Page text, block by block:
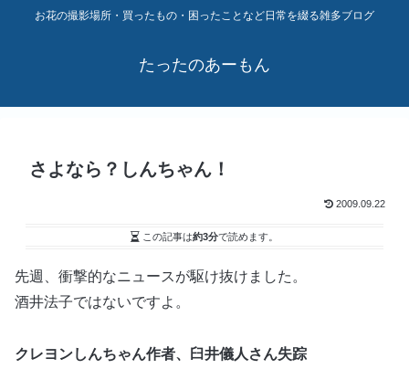
お花の撮影場所・買ったもの・困ったことなど日常を綴る雑多ブログ
たったのあーもん
さよなら？しんちゃん！
2009.09.22
この記事は約3分で読めます。
先週、衝撃的なニュースが駆け抜けました。
酒井法子ではないですよ。
クレヨンしんちゃん作者、臼井儀人さん失踪